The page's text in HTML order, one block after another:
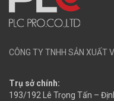
CÔNG TY TNHH SẢN XUẤT
Trụ sở chính:
193/192 Lê Trọng Tấn –